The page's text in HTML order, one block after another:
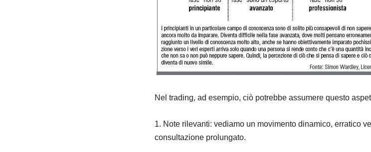
Nel trading, ad esempio, ciò potrebbe assumere questo
1. Note rilevanti: vediamo un movimento dinamico, erratico
consultazione prolungato.